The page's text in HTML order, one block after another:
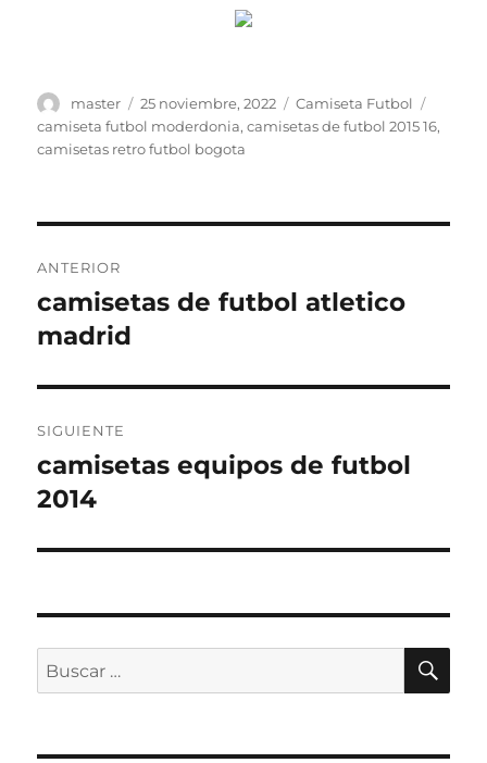
Autor
master
Publicado
el
25 noviembre, 2022 Categorías
Camiseta Futbol
camiseta futbol moderdonia,camisetas de futbol 2015 16,
camisetas retro futbol bogota
de
entradas
ANTERIOR
Entrada
anterior:
camisetas de futbol atletico
madrid
SIGUIENTE
Entrada
siguiente:
camisetas equipos de futbol
2014
Buscar
por: